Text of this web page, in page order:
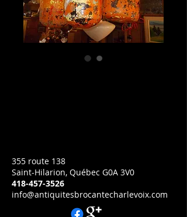
355 route 138
Saint-Hilarion, Québec G0A 3V0
418-457-3526
info@antiquitesbrocantecharlevoix.com